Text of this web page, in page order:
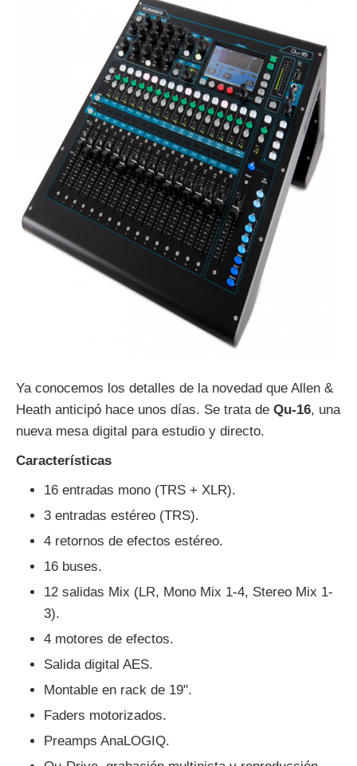
Ya conocemos los detalles de la novedad que Allen &
Heath anticipó hace unos días. Se trata de Qu-16, una
nueva mesa digital para estudio y directo.
Características
16 entradas mono (TRS + XLR).
3 entradas estéreo (TRS).
4 retornos de efectos estéreo.
16 buses.
12 salidas Mix (LR, Mono Mix 1-4, Stereo Mix 1-
3).
4 motores de efectos.
Salida digital AES.
Montable en rack de 19".
Faders motorizados.
Preamps AnaLOGIQ.